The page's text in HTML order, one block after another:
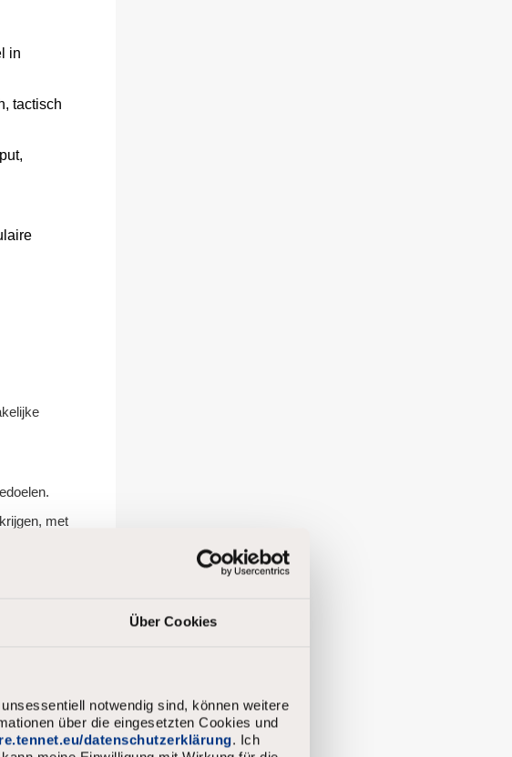
Über Cookies
notwendig sind, können weitere
über die eingesetzten Cookies und
datenschutzerklärung. Ich
in
tactisch
met